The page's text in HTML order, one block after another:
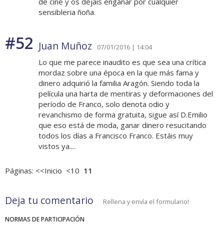
sensibleria ñoña.
#52 Juan Muñoz 07/01/2016 | 14:04
Lo que me parece inaudito es que sea una crítica
mordaz sobre una época en la que más fama y
dinero adquirió la familia Aragón. Siendo toda la
película una harta de mentiras y deformaciones del
período de Franco, solo denota odio y
revanchismo de forma gratuita, sigue así D.Emilio
que eso está de moda, ganar dinero resucitando
todos los días a Francisco Franco. Estáis muy
vistos ya....
Páginas: <<Inicio <10 11
Deja tu comentario Rellena y envía el formulario!
NORMAS DE PARTICIPACIÓN